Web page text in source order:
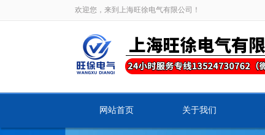
欢迎您，来到上海旺徐电气有限公司！
网站首页 关于我们